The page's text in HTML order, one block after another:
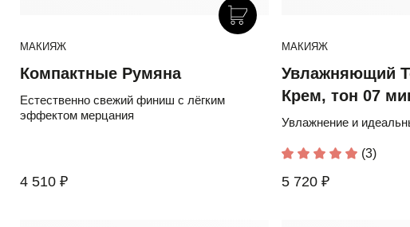
МАКИЯЖ
Компактные Румяна
Естественно свежий финиш с лёгким
эффектом мерцания
4 510 ₽
МАКИЯЖ
Увлажняющий
Крем, тон 07
Увлажнение и
(3)
5 720 ₽